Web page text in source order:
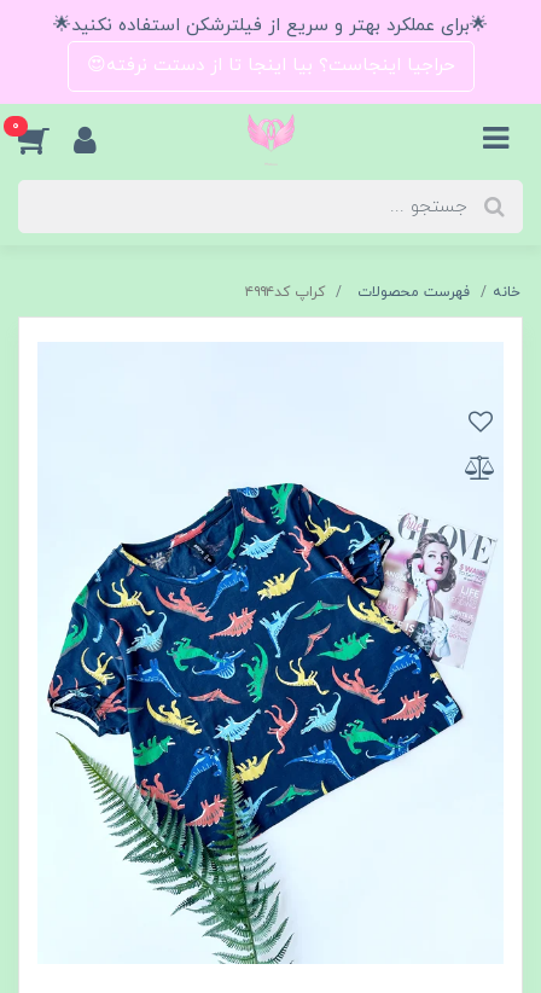
🌟برای عملکرد بهتر و سریع از فیلترشکن استفاده نکنید🌟
حراجیا اینجاست؟ بیا اینجا تا از دستت نرفته😍
0
خانه فهرست محصولات کراپ کد۴۹۹۴